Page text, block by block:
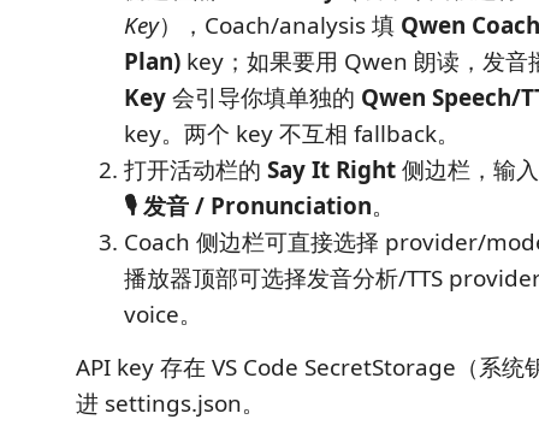
Key），Coach/analysis 填 Qwen
Plan) key；如果要用 Qwen 朗读，发
Key会引导你填单独的 Qwen Speech/
key。两个 key 不互相 fallback。
打开活动栏的 Say It Right侧边栏，输
🎙 发音 / Pronunciation。
Coach 侧边栏可直接选择 provider/
播放器顶部可选择发音分析/TTS
voice。
API key 存在 VS Code SecretStorage（系统
进 settings.json。